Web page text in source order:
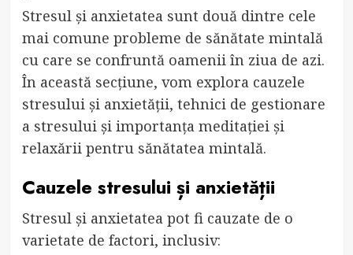
Stresul și anxietatea sunt două dintre cele
mai comune probleme de sănătate mintală
cu care se confruntă oamenii în ziua de azi.
În această secțiune, vom explora cauzele
stresului și anxietății, tehnici de gestionare
a stresului și importanța meditației și
relaxării pentru sănătatea mintală.
Cauzele stresului și anxietății
Stresul și anxietatea pot fi cauzate de o
varietate de factori, inclusiv: